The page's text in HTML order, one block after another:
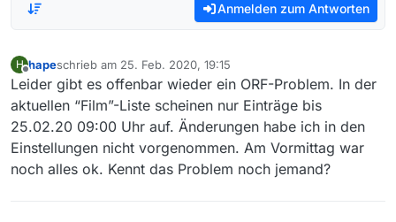
Anmelden zum Antworten
H
Offline
hapeschrieb am 25. Feb. 2020, 19:15
zuletzt editiert von
Leider gibt es offenbar wieder ein ORF-Problem. In der
aktuellen “Film”-Liste scheinen nur Einträge bis
25.02.20 09:00 Uhr auf. Änderungen habe ich in den
Einstellungen nicht vorgenommen. Am Vormittag war
noch alles ok. Kennt das Problem noch jemand?